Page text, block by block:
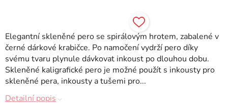
Elegantní skleněné pero se spirálovým hrotem, zabalené v
černé dárkové krabičce. Po namočení vydrží pero díky
svému tvaru plynule dávkovat inkoust po dlouhou dobu.
Skleněné kaligrafické pero je možné použít s inkousty pro
skleněné pera, inkousty a tušemi pro...
Detailní popis